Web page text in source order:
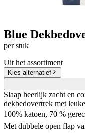
Blue
per stuk
Uit het assortiment
Kies alternatief
Slaap heerlijk zacht en
dekbedovertrek met
100% katoen, 70 %
Met dubbele open flap